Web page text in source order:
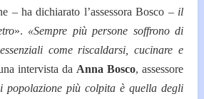
– ha dichiarato l’assessora Bosco – il
». «Sempre più persone soffrono di
come riscaldarsi, cucinare e
intervista da Anna Bosco, assessore
popolazione più colpita è quella degli